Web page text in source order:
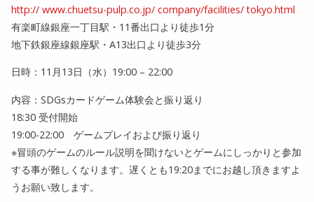
http:// www.chuetsu-pulp.co.jp/ company/facilities/ tokyo.html
有楽町線銀座一丁目駅・11番出口より徒歩1分
地下鉄銀座線銀座駅・A13出口より徒歩3分
日時：11月13日（水）19:00 – 22:00
内容：SDGsカードゲーム体験会と振り返り
18:30 受付開始
19:00-22:00 ゲームプレイおよび振り返り
※冒頭のゲームのルール説明を聞けないとゲームにしっかりと参加
する事が難しくなります。遅くとも19:20までにお越し頂きますよ
うお願い致します。